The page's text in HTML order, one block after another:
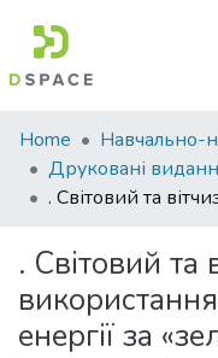
Communities
&
Collections
Statistics
Home
Друковані
. Світовий та
енергії за